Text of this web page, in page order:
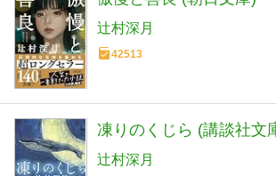
辻村深月
42513
凍りのくじら (講談社文
辻村深月